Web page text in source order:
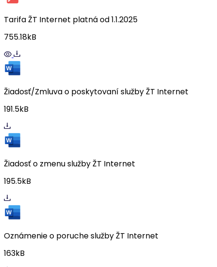
Tarifa ŽT Internet platná od 1.1.2025
755.18kB
Žiadosť/Zmluva o poskytovaní služby ŽT Internet
191.5kB
Žiadosť o zmenu služby ŽT Internet
195.5kB
Oznámenie o poruche služby ŽT Internet
163kB